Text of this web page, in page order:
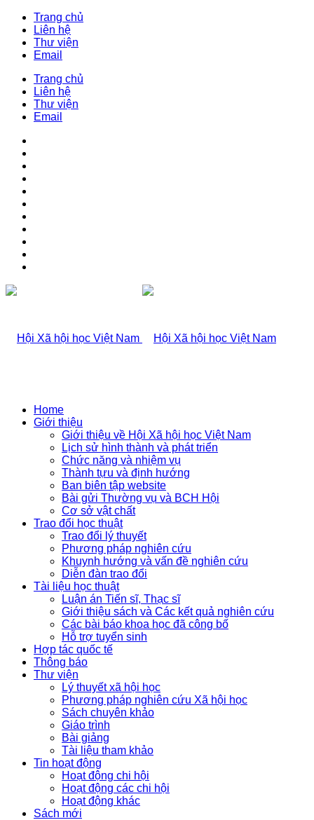
Trang chủ
Liên hệ
Thư viện
Email
Trang chủ
Liên hệ
Thư viện
Email
Home
Giới thiệu
Giới thiệu về Hội Xã hội học Việt Nam
Lịch sử hình thành và phát triển
Chức năng và nhiệm vụ
Thành tựu và định hướng
Ban biên tập website
Bài gửi Thường vụ và BCH Hội
Cơ sở vật chất
Trao đổi học thuật
Trao đổi lý thuyết
Phương pháp nghiên cứu
Khuynh hướng và vấn đề nghiên cứu
Diễn đàn trao đổi
Tài liệu học thuật
Luận án Tiến sĩ, Thạc sĩ
Giới thiệu sách và Các kết quả nghiên cứu
Các bài báo khoa học đã công bố
Hỗ trợ tuyển sinh
Hợp tác quốc tế
Thông báo
Thư viện
Lý thuyết xã hội học
Phương pháp nghiên cứu Xã hội học
Sách chuyên khảo
Giáo trình
Bài giảng
Tài liệu tham khảo
Tin hoạt động
Hoạt động chi hội
Hoạt động các chi hội
Hoạt động khác
Sách mới